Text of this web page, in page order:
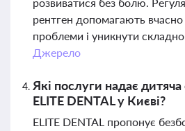
рентген допомагають вчасно
проблеми і уникнути
Джерело
Які послуги надає дитяча
ELITE DENTAL у Києві?
ELITE DENTAL пропонує